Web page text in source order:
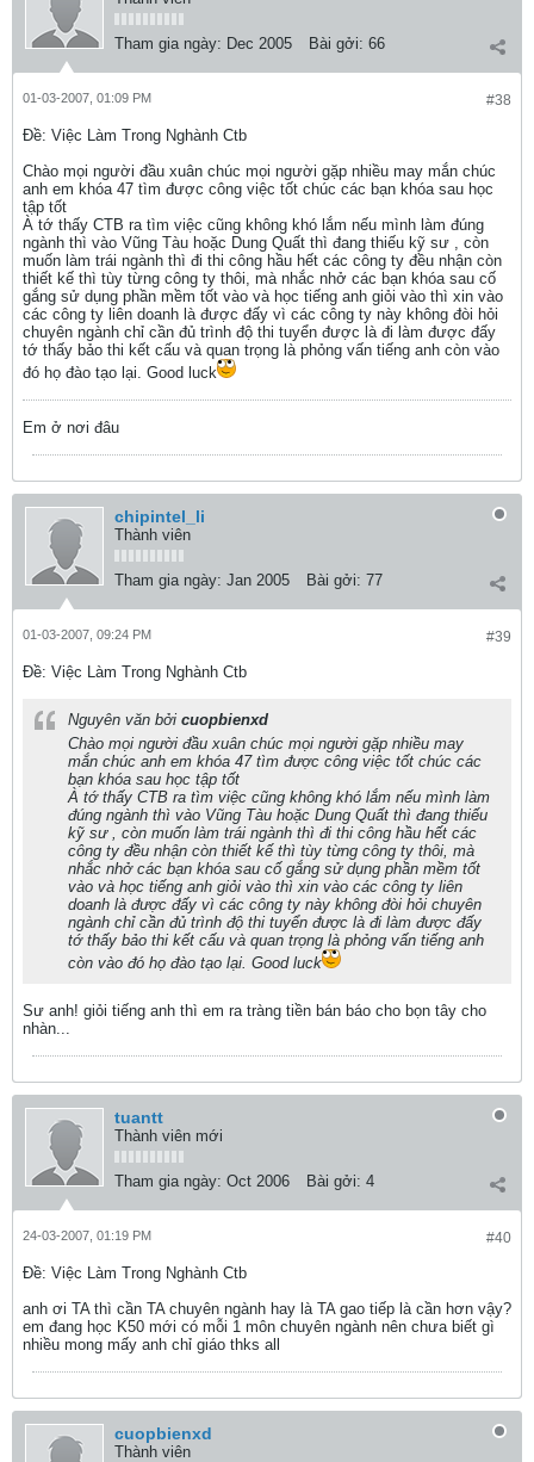
Tham gia ngày: Dec 2005 Bài gởi: 66
#38
01-03-2007, 01:09 PM
Ðề: Việc Làm Trong Nghành Ctb
Chào mọi người đầu xuân chúc mọi người gặp nhiều may mắn chúc
anh em khóa 47 tìm được công việc tốt chúc các bạn khóa sau học
tập tốt
À tớ thấy CTB ra tìm việc cũng không khó lắm nếu mình làm đúng
ngành thì vào Vũng Tàu hoặc Dung Quất thì đang thiếu kỹ sư , còn
muốn làm trái ngành thì đi thi công hầu hết các công ty đều nhận còn
thiết kế thì tùy từng công ty thôi, mà nhắc nhở các bạn khóa sau cố
gắng sử dụng phần mềm tốt vào và học tiếng anh giỏi vào thì xin vào
các công ty liên doanh là được đấy vì các công ty này không đòi hỏi
chuyên ngành chỉ cần đủ trình độ thi tuyển được là đi làm được đấy
tớ thấy bảo thi kết cấu và quan trọng là phỏng vấn tiếng anh còn vào
đó họ đào tạo lại. Good luck
Em ở nơi đâu
chipintel_li
Thành viên
Tham gia ngày: Jan 2005 Bài gởi: 77
#39
01-03-2007, 09:24 PM
Ðề: Việc Làm Trong Nghành Ctb
Nguyên văn bởi cuopbienxd
Chào mọi người đầu xuân chúc mọi người gặp nhiều may
mắn chúc anh em khóa 47 tìm được công việc tốt chúc các
bạn khóa sau học tập tốt
À tớ thấy CTB ra tìm việc cũng không khó lắm nếu mình làm
đúng ngành thì vào Vũng Tàu hoặc Dung Quất thì đang thiếu
kỹ sư , còn muốn làm trái ngành thì đi thi công hầu hết các
công ty đều nhận còn thiết kế thì tùy từng công ty thôi, mà
nhắc nhở các bạn khóa sau cố gắng sử dụng phần mềm tốt
vào và học tiếng anh giỏi vào thì xin vào các công ty liên
doanh là được đấy vì các công ty này không đòi hỏi chuyên
ngành chỉ cần đủ trình độ thi tuyển được là đi làm được đấy
tớ thấy bảo thi kết cấu và quan trọng là phỏng vấn tiếng anh
còn vào đó họ đào tạo lại. Good luck
Sư anh! giỏi tiếng anh thì em ra tràng tiền bán báo cho bọn tây cho
nhàn...
tuantt
Thành viên mới
Tham gia ngày: Oct 2006 Bài gởi: 4
#40
24-03-2007, 01:19 PM
Ðề: Việc Làm Trong Nghành Ctb
anh ơi TA thì cần TA chuyên ngành hay là TA gao tiếp là cần hơn vậy?
em đang học K50 mới có mỗi 1 môn chuyên ngành nên chưa biết gì
nhiều mong mấy anh chỉ giáo thks all
cuopbienxd
Thành viên